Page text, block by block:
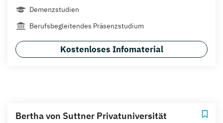
Demenzstudien
Berufsbegleitendes Präsenzstudium
Kostenloses Infomaterial
Bertha von Suttner Privatuniversität